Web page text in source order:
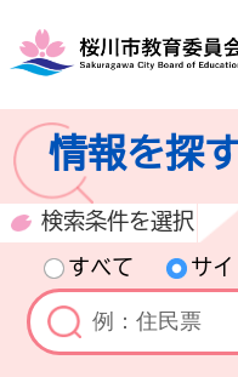
情報を探
検索条件を選択
すべて
サ